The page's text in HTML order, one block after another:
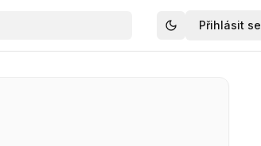
Přihlásit se